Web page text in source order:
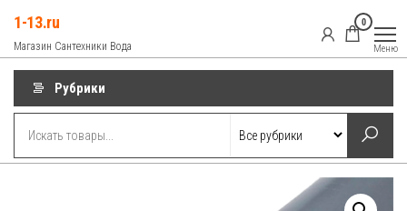
содержимому
1-13.ru
Магазин Сантехники Вода
0
Меню
Рубрики